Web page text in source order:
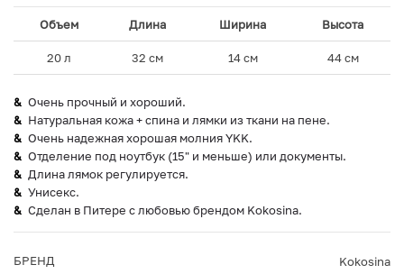
Объем Длина Ширина Высота
20 л 32 см 14 см 44 см
Очень прочный и хороший.
Натуральная кожа + спина и лямки из ткани на пене.
Очень надежная хорошая молния YKK.
Отделение под ноутбук (15" и меньше) или документы.
Длина лямок регулируется.
Унисекс.
Сделан в Питере с любовью брендом Kokosina.
БРЕНД Kokosina